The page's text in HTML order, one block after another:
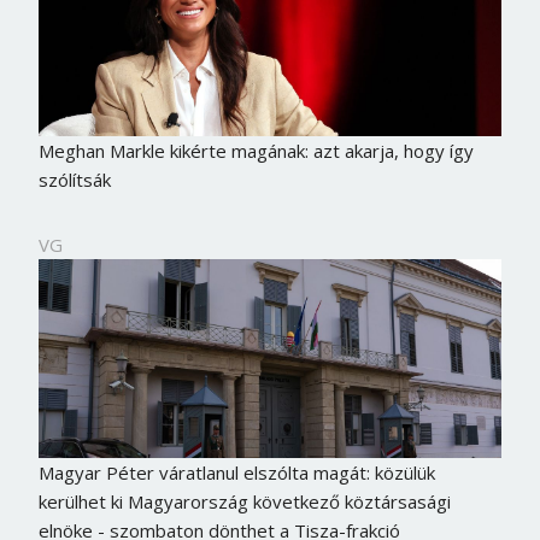
Meghan Markle kikérte magának: azt akarja, hogy így
szólítsák
VG
Magyar Péter váratlanul elszólta magát: közülük
kerülhet ki Magyarország következő köztársasági
elnöke - szombaton dönthet a Tisza-frakció